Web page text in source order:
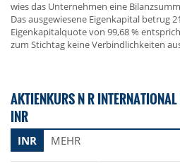
wies das Unternehmen eine
Das ausgewiesene Eigenkapital betrug
Eigenkapitalquote von 99,68 %
zum Stichtag keine Verbindlichkeiten
AKTIENKURS N R
INR
INR MEHR